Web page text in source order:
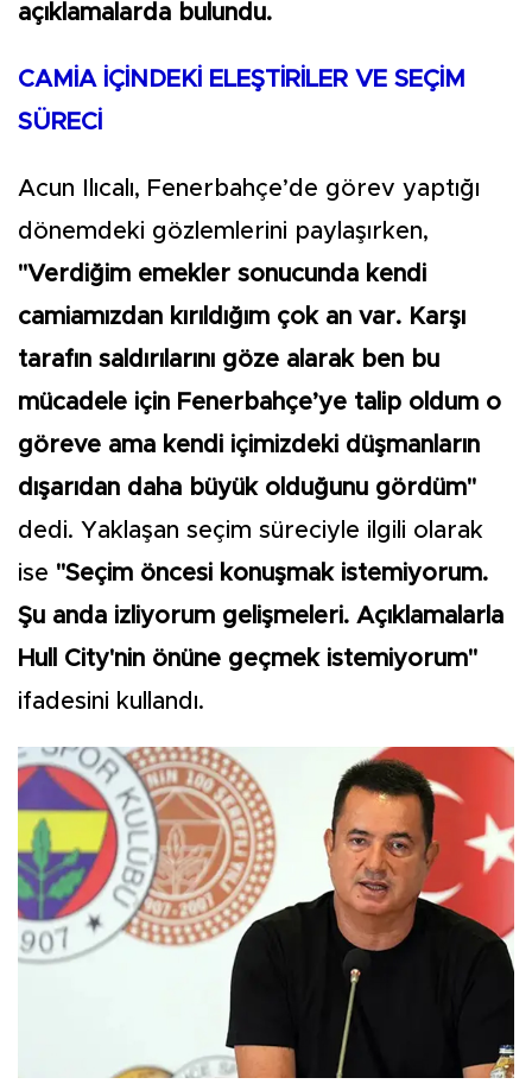
açıklamalarda bulundu.
CAMİA İÇİNDEKİ ELEŞTİRİLER VE SEÇİM
SÜRECİ
Acun Ilıcalı, Fenerbahçe’de görev yaptığı
dönemdeki gözlemlerini paylaşırken,
"Verdiğim emekler sonucunda kendi
camiamızdan kırıldığım çok an var. Karşı
tarafın saldırılarını göze alarak ben bu
mücadele için Fenerbahçe’ye talip oldum o
göreve ama kendi içimizdeki düşmanların
dışarıdan daha büyük olduğunu gördüm"
dedi. Yaklaşan seçim süreciyle ilgili olarak
ise "Seçim öncesi konuşmak istemiyorum.
Şu anda izliyorum gelişmeleri. Açıklamalarla
Hull City'nin önüne geçmek istemiyorum"
ifadesini kullandı.